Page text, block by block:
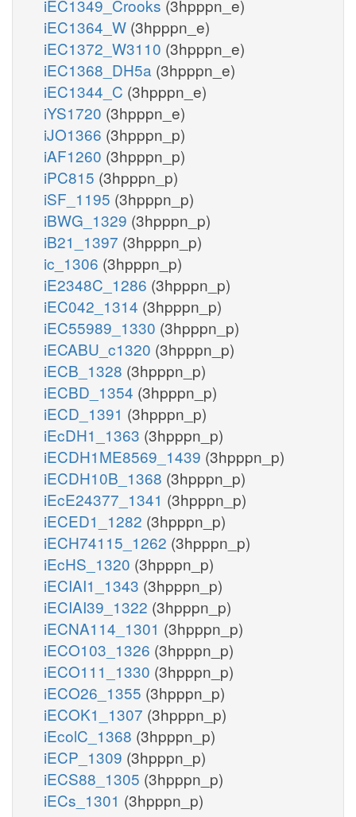
iEC1349_Crooks (3hpppn_e)
iEC1364_W (3hpppn_e)
iEC1372_W3110 (3hpppn_e)
iEC1368_DH5a (3hpppn_e)
iEC1344_C (3hpppn_e)
iYS1720 (3hpppn_e)
iJO1366 (3hpppn_p)
iAF1260 (3hpppn_p)
iPC815 (3hpppn_p)
iSF_1195 (3hpppn_p)
iBWG_1329 (3hpppn_p)
iB21_1397 (3hpppn_p)
ic_1306 (3hpppn_p)
iE2348C_1286 (3hpppn_p)
iEC042_1314 (3hpppn_p)
iEC55989_1330 (3hpppn_p)
iECABU_c1320 (3hpppn_p)
iECB_1328 (3hpppn_p)
iECBD_1354 (3hpppn_p)
iECD_1391 (3hpppn_p)
iEcDH1_1363 (3hpppn_p)
iECDH1ME8569_1439 (3hpppn_p)
iECDH10B_1368 (3hpppn_p)
iEcE24377_1341 (3hpppn_p)
iECED1_1282 (3hpppn_p)
iECH74115_1262 (3hpppn_p)
iEcHS_1320 (3hpppn_p)
iECIAI1_1343 (3hpppn_p)
iECIAI39_1322 (3hpppn_p)
iECNA114_1301 (3hpppn_p)
iECO103_1326 (3hpppn_p)
iECO111_1330 (3hpppn_p)
iECO26_1355 (3hpppn_p)
iECOK1_1307 (3hpppn_p)
iEcolC_1368 (3hpppn_p)
iECP_1309 (3hpppn_p)
iECS88_1305 (3hpppn_p)
iECs_1301 (3hpppn_p)